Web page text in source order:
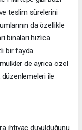
teslim sürelerini
da özellikle
hızlıca
bir fayda
de ayrıca özel
ile
ihtiyaç duyulduğunu